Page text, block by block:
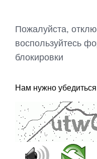
Пожалуйста,
воспользуйтесь
блокировки
Нам нужно